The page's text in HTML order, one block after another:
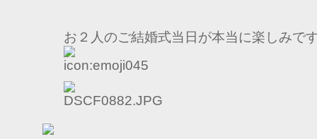
お２人のご結婚式当日が本当に楽しみで